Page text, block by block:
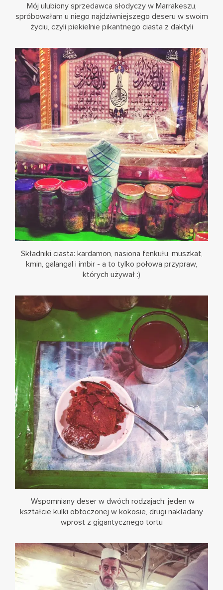
Mój ulubiony sprzedawca słodyczy w Marrakeszu,
spróbowałam u niego najdziwniejszego deseru w swoim
życiu, czyli piekielnie pikantnego ciasta z daktyli
Składniki ciasta: kardamon, nasiona fenkułu, muszkat,
kmin, galangal i imbir - a to tylko połowa przypraw,
których używał :)
Wspomniany deser w dwóch rodzajach: jeden w
kształcie kulki obtoczonej w kokosie, drugi nakładany
wprost z gigantycznego tortu